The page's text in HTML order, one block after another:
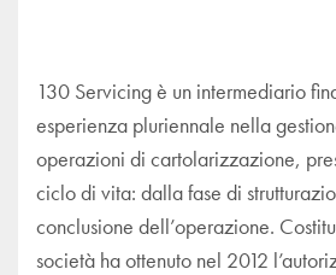
130 Servicing è un intermediario
esperienza pluriennale nella
operazioni di cartolarizzazione,
ciclo di vita: dalla fase di
conclusione dell’operazione.
società ha ottenuto nel 2012